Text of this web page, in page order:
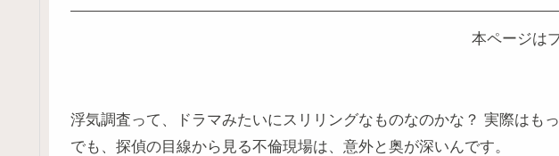
本ページは
浮気調査って、ドラマみたいにスリリングなものなのかな？ 実際はも
でも、探偵の目線から見る不倫現場は、意外と奥が深いんです。